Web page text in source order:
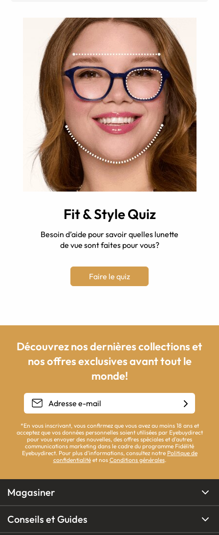
Fit & Style Quiz
Besoin d’aide pour savoir quelles lunette
de vue sont faites pour vous?
Faire le quiz
Découvrez nos dernières collections et
nos offres exclusives avant tout le
monde!
*En vous inscrivant, vous confirmez que vous avez au moins 18 ans et
acceptez que vos données personnelles soient utilisées par Eyebuydirect
pour vous envoyer des nouvelles, des offres spéciales et d'autres
communications marketing dans le cadre du programme Fidélité
Eyebuydirect. Pour plus d'informations, consultez notre Politique de
confidentialitéet nos Conditions générales.
Magasiner
Conseils et Guides